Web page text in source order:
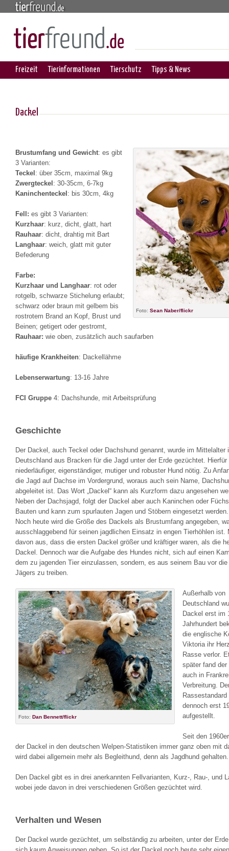
Freizeit Tierinformationen Tierschutz Tipps & News
Dackel
Foto: Sean Naber/flickr
Brustumfang und Gewicht: es gibt
3 Varianten:
Teckel: über 35cm, maximal 9kg
Zwergteckel: 30-35cm, 6-7kg
Kaninchenteckel: bis 30cm, 4kg
Fell: es gibt 3 Varianten:
Kurzhaar: kurz, dicht, glatt, hart
Rauhaar: dicht, drahtig mit Bart
Langhaar: weich, glatt mit guter
Befederung
Farbe:
Kurzhaar und Langhaar: rot oder
rotgelb, schwarze Stichelung erlaubt;
schwarz oder braun mit gelbem bis
rostrotem Brand an Kopf, Brust und
Beinen; getigert oder gestromt,
Rauhaar: wie oben, zusätzlich auch saufarben
häufige Krankheiten: Dackellähme
Lebenserwartung: 13-16 Jahre
FCI Gruppe 4: Dachshunde, mit Arbeitsprüfung
Geschichte
Der Dackel, auch Teckel oder Dachshund genannt, wurde im Mittelalter
Deutschland aus Bracken für die Jagd unter der Erde gezüchtet. Hierfür
niederläufiger, eigenständiger, mutiger und robuster Hund nötig. Zu
die Jagd auf Dachse im Vordergrund, woraus auch sein Name,
abgeleitet ist. Das Wort „Dackel“ kann als Kurzform dazu angesehen
Neben der Dachsjagd, folgt der Dackel aber auch Kaninchen oder
Bauten und kann zum spurlauten Jagen und Stöbern eingesetzt werden.
Noch heute wird die Größe des Dackels als Brustumfang angegeben,
ausschlaggebend für seinen jagdlichen Einsatz in engen Tierhöhlen ist.
davon aus, dass die ersten Dackel größer und kräftiger waren, als die
Dackel. Dennoch war die Aufgabe des Hundes nicht, sich auf einen
dem zu jagenden Tier einzulassen, sondern, es aus seinem Bau vor
Jägers zu treiben.
Foto: Dan Bennett/flickr
Außerhalb von
Deutschland
Dackel erst im
Jahrhundert
die englische
Viktoria ihr
Rasse verlor.
später fand der
auch in
Verbreitung.
Rassestandard
dennoch erst
aufgestellt.
Seit den
der Dackel in den deutschen Welpen-Statistiken immer ganz oben mit
wird dabei allgemein mehr als Begleithund, denn als Jagdhund gehalten.
Den Dackel gibt es in drei anerkannten Fellvarianten, Kurz-, Rau-, und
wobei jede davon in drei verschiedenen Größen gezüchtet wird.
Verhalten und Wesen
Der Dackel wurde gezüchtet, um selbständig zu arbeiten, unter der